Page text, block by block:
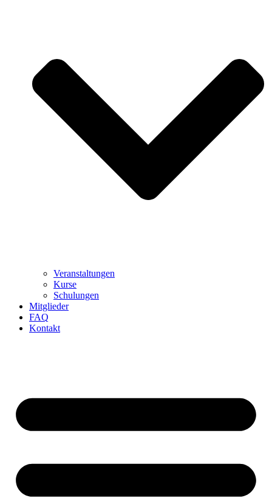
Veranstaltungen
Kurse
Schulungen
Mitglieder
FAQ
Kontakt